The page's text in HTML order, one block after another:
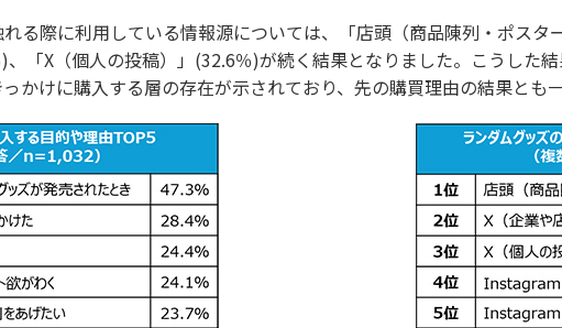
る際に利用している情報源については、「店頭（商品陳列・ポスタ
、「X（個人の投稿）」(32.6％)が続く結果となりました。こうした
かけに購入する層の存在が示されており、先の購買理由の結果とも